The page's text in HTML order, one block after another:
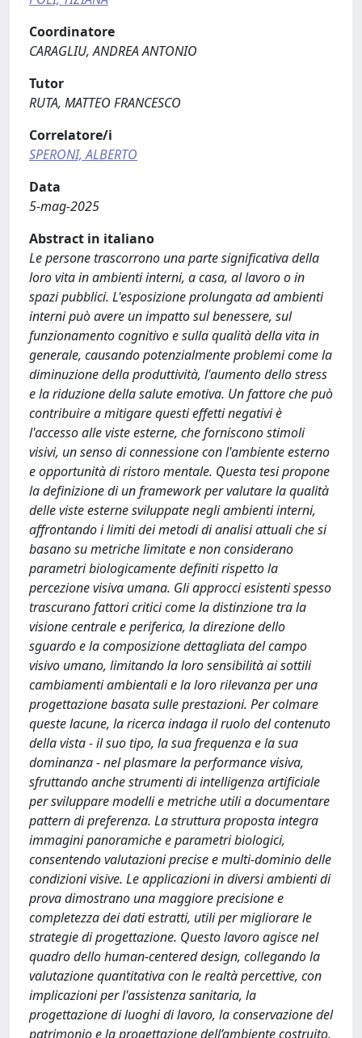
Coordinatore
CARAGLIU, ANDREA ANTONIO
Tutor
RUTA, MATTEO FRANCESCO
Correlatore/i
SPERONI, ALBERTO
Data
5-mag-2025
Abstract in italiano
Le persone trascorrono una parte significativa della
loro vita in ambienti interni, a casa, al lavoro o in
spazi pubblici. L'esposizione prolungata ad ambienti
interni può avere un impatto sul benessere, sul
funzionamento cognitivo e sulla qualità della vita in
generale, causando potenzialmente problemi come la
diminuzione della produttività, l'aumento dello stress
e la riduzione della salute emotiva. Un fattore che può
contribuire a mitigare questi effetti negativi è
l'accesso alle viste esterne, che forniscono stimoli
visivi, un senso di connessione con l'ambiente esterno
e opportunità di ristoro mentale. Questa tesi propone
la definizione di un framework per valutare la qualità
delle viste esterne sviluppate negli ambienti interni,
affrontando i limiti dei metodi di analisi attuali che si
basano su metriche limitate e non considerano
parametri biologicamente definiti rispetto la
percezione visiva umana. Gli approcci esistenti spesso
trascurano fattori critici come la distinzione tra la
visione centrale e periferica, la direzione dello
sguardo e la composizione dettagliata del campo
visivo umano, limitando la loro sensibilità ai sottili
cambiamenti ambientali e la loro rilevanza per una
progettazione basata sulle prestazioni. Per colmare
queste lacune, la ricerca indaga il ruolo del contenuto
della vista - il suo tipo, la sua frequenza e la sua
dominanza - nel plasmare la performance visiva,
sfruttando anche strumenti di intelligenza artificiale
per sviluppare modelli e metriche utili a documentare
pattern di preferenza. La struttura proposta integra
immagini panoramiche e parametri biologici,
consentendo valutazioni precise e multi-dominio delle
condizioni visive. Le applicazioni in diversi ambienti di
prova dimostrano una maggiore precisione e
completezza dei dati estratti, utili per migliorare le
strategie di progettazione. Questo lavoro agisce nel
quadro dello human-centered design, collegando la
valutazione quantitativa con le realtà percettive, con
implicazioni per l'assistenza sanitaria, la
progettazione di luoghi di lavoro, la conservazione del
patrimonio e la progettazione dell’ambiente costruito.